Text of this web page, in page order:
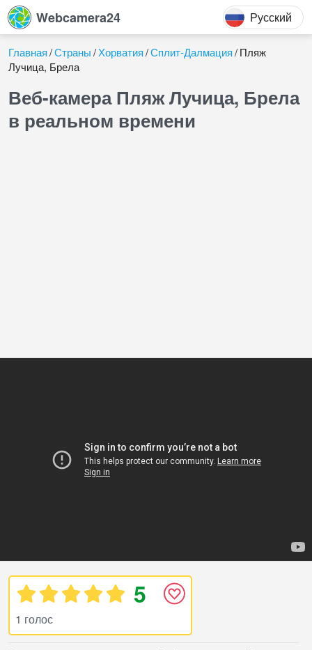
Webcamera24 Русский
Главная Страны Хорватия Сплит-Далмация Пляж
Лучица, Брела
Веб-камера Пляж Лучица, Брела
в реальном времени
5
1 голос